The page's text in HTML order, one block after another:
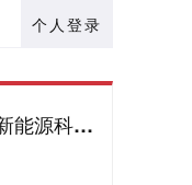
个人登录
湖南京能新能源科技有限公司